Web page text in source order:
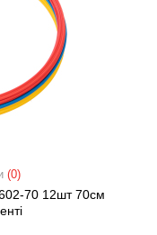
(0)
70 12шт 70см